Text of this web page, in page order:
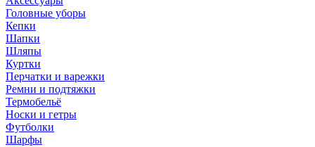
Головные уборы
Кепки
Шапки
Шляпы
Куртки
Перчатки и варежки
Ремни и подтяжки
Термобельё
Носки и гетры
Футболки
Шарфы